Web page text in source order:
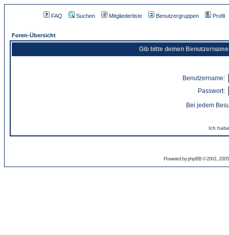
FAQ Suchen Mitgliederliste Benutzergruppen Profil
Foren-Übersicht
Gib bitte deinen
Benutzername:
Passwort:
Bei jedem
Ich
Powered byphpBB© 2001,